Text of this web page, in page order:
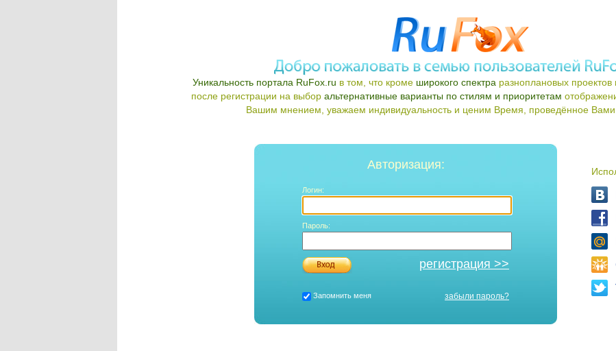
Уникальность портала RuFox.ru в том, что кроме широкого спектра разноплановых
после регистрации на выбор альтернативные варианты по стилям и приоритетам
Вашим мнением, уважаем индивидуальность и ценим Время, проведённое
Авторизация:
Логин:
Пароль:
регистрация >>
Запомнить меня забыли пароль?